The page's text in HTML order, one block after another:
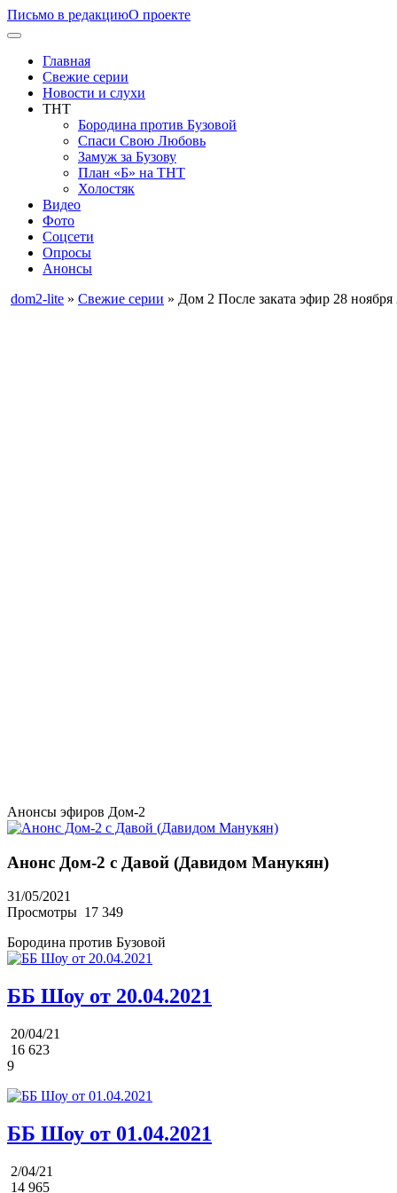
Письмо в редакциюО проекте
Главная
Свежие серии
Новости и слухи
ТНТ
Бородина против Бузовой
Спаси Свою Любовь
Замуж за Бузову
План «Б» на ТНТ
Холостяк
Видео
Фото
Соцсети
Опросы
Анонсы
dom2-lite » Свежие серии » Дом 2 После заката эфир 28 ноября
Анонсы эфиров Дом-2
Анонс Дом-2 с Давой (Давидом Манукян)
31/05/2021
Просмотры 17 349
Бородина против Бузовой
ББ Шоу от 20.04.2021
20/04/21
16 623
9
ББ Шоу от 01.04.2021
2/04/21
14 965